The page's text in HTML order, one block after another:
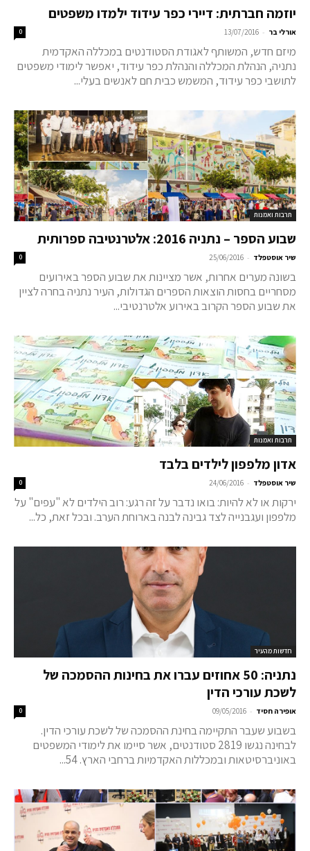
יוזמה חברתית: דיירי כפר עידוד ילמדו משפטים
אורלי בר -
13/07/2016
0
מיזם חדש, המשותף לאגודת הסטודנטים במכללה האקדמית
נתניה, הנהלת המכללה והנהלת כפר עידוד, יאפשר לימודי משפטים
לתושבי כפר עידוד, המשמש כבית חם לאנשים בעלי...
תרבות ואמנות
שבוע הספר – נתניה 2016: אלטרנטיבה ספרותית
שיר אוסטפלד -
25/06/2016
0
בשונה מערים אחרות, אשר מציינות את שבוע הספר באירועים
מסחריים בחסות הוצאות הספרים הגדולות, העיר נתניה בחרה לציין
את שבוע הספר הקרוב באירוע אלטרנטיבי...
תרבות ואמנות
אדון מלפפון לילדים בלבד
שיר אוסטפלד -
24/06/2016
0
ירקות או לא להיות: בואו נדבר על זה רגע: רוב הילדים לא "עפים" על
מלפפון ועגבנייה לצד גבינה לבנה בארוחת הערב. ובכל זאת, כל...
חדשות מהעיר
נתניה: 50 אחוזים עברו את בחינות ההסמכה של
לשכת עורכי הדין
אופירה חסיד -
09/05/2016
0
בשבוע שעבר התקיימה בחינת ההסמכה של לשכת עורכי הדין.
לבחינה נגשו 2819 סטודנטים, אשר סיימו את לימודי המשפטים
באוניברסיטאות ובמכללות האקדמיות ברחבי הארץ. 54...